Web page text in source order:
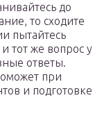
до
то сходите
пытайтесь
тот же вопрос у
ответы.
при
и подготовке